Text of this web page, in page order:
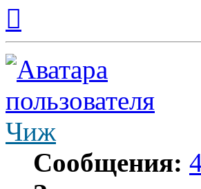
началу
Чиж
Сообщения: